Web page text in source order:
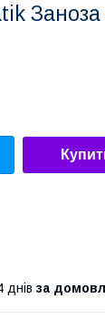
днів за